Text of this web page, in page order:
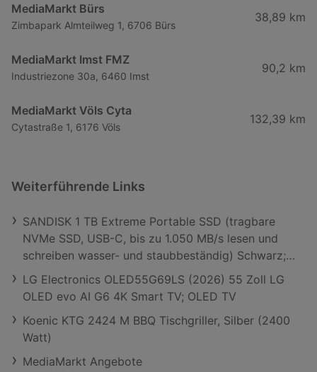
MediaMarkt Bürs
Zimbapark Almteilweg 1, 6706 Bürs
38,89 km
MediaMarkt Imst FMZ
Industriezone 30a, 6460 Imst
90,2 km
MediaMarkt Völs Cyta
Cytastraße 1, 6176 Völs
132,39 km
Weiterführende Links
SANDISK 1 TB Extreme Portable SSD (tragbare
NVMe SSD, USB-C, bis zu 1.050 MB/s lesen und
schreiben wasser- und staubbeständig) Schwarz;
Festplatte
LG Electronics OLED55G69LS (2026) 55 Zoll LG
OLED evo AI G6 4K Smart TV; OLED TV
Koenic KTG 2424 M BBQ Tischgriller, Silber (2400
Watt)
MediaMarkt Angebote